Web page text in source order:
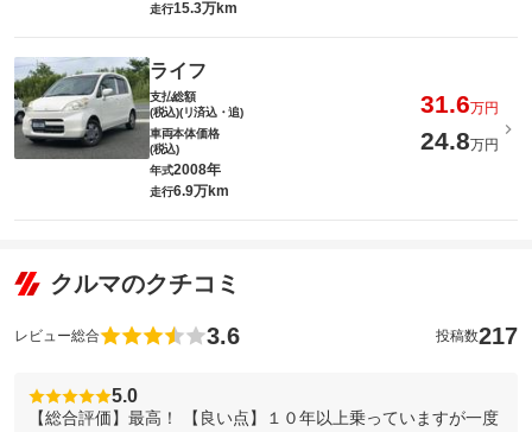
走行15.3万km
ライフ
支払総額
(税込)(リ済込・追)
31.6万円
車両本体価格
(税込)
24.8万円
年式2008年
走行6.9万km
クルマのクチコミ
レビュー総合 3.6 投稿数217
5.0
【総合評価】最高！ 【良い点】１０年以上乗っていますが一度